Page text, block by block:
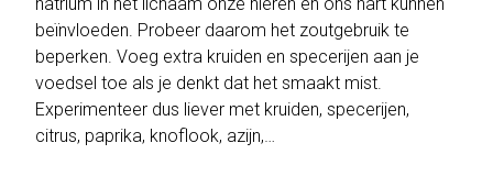
beïnvloeden. Probeer daarom het zoutgebruik te
beperken. Voeg extra kruiden en specerijen aan je
voedsel toe als je denkt dat het smaakt mist.
Experimenteer dus liever met kruiden, specerijen,
citrus, paprika, knoflook, azijn,…